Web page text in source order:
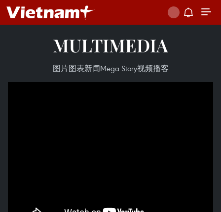
MULTIMEDIA
图片图表新闻Mega Story视频播客